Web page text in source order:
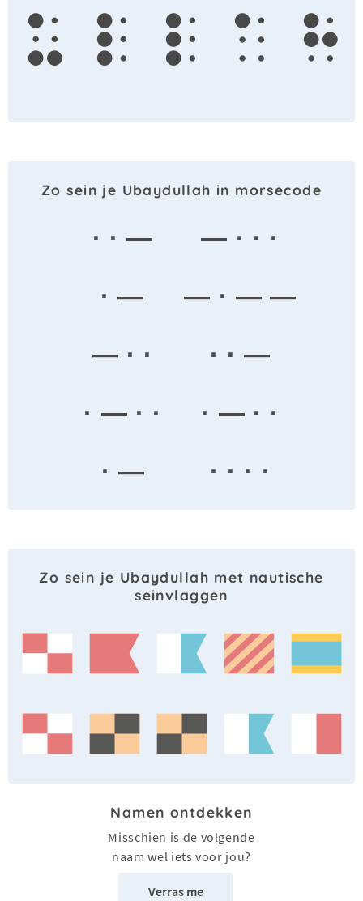
u l l a h
Zo sein je Ubaydullah in morsecode
· · —
— · · ·
· —
— · — —
— · ·
· · —
· — · ·
· — · ·
· —
· · · ·
Zo sein je Ubaydullah met nautische
seinvlaggen
Namen ontdekken
Misschien is de volgende
naam wel iets voor jou?
Verras me